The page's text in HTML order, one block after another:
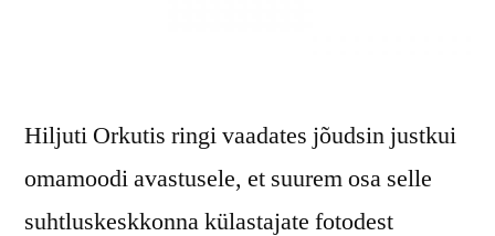
Hiljuti Orkutis ringi vaadates jõudsin justkui
omamoodi avastusele, et suurem osa selle
suhtluskeskkonna külastajate fotodest